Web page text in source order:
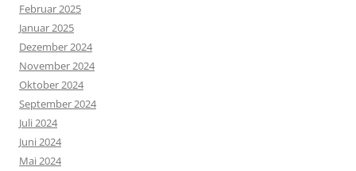
Februar 2025
Januar 2025
Dezember 2024
November 2024
Oktober 2024
September 2024
Juli 2024
Juni 2024
Mai 2024